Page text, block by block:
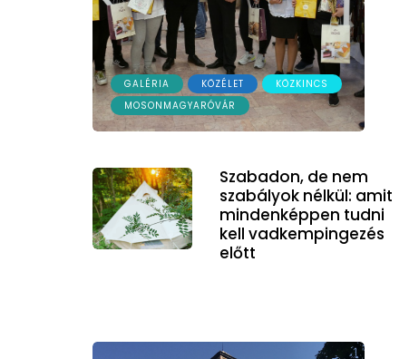
GALÉRIA KÖZÉLET
KÖZKINCS
MOSONMAGYARÓVÁR
Szabadon, de nem
szabályok nélkül: amit
mindenképpen tudni
kell vadkempingezés
előtt